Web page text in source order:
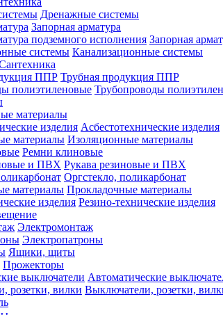
Дренажные системы
Запорная арматура
Запорная
Канализационные системы
Трубная продукция ППР
Трубопроводы
материалы
Асбестотехнические изделия
Изоляционные материалы
Ремни клиновые
Рукава резиновые и ПВХ
Оргстекло, поликарбонат
Прокладочные материалы
Резино-технические изделия
Электромонтаж
Электропатроны
Ящики, щиты
Прожекторы
Автоматические
Выключатели, розетки,